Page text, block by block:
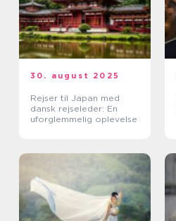
30. august 2025
Rejser til Japan med
dansk rejseleder: En
uforglemmelig oplevelse